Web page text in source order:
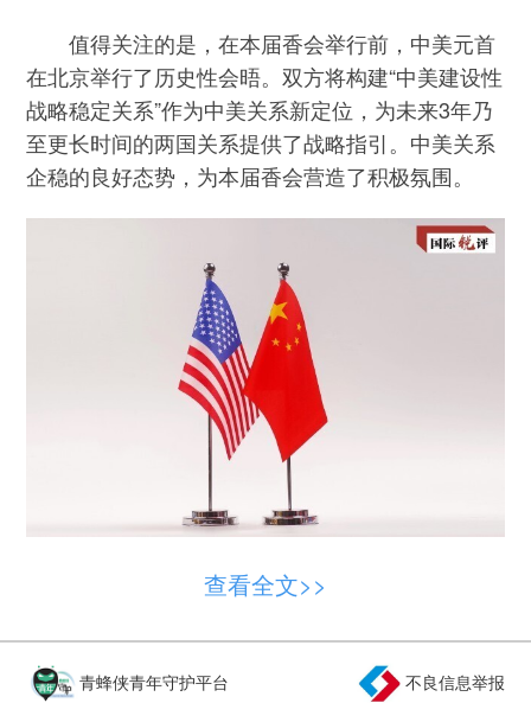
值得关注的是，在本届香会举行前，中美元首
在北京举行了历史性会晤。双方将构建“中美建设性
战略稳定关系”作为中美关系新定位，为未来3年乃
至更长时间的两国关系提供了战略指引。中美关系
企稳的良好态势，为本届香会营造了积极氛围。
媒体观察到，美国国防部长赫格塞思在香会演
代表表示，期待中美两国相向而行，把两国元首共
识落实、落地，推动两军关系沿着健康、稳定、可
查看全文>>
青蜂侠青年守护平台 不良信息举报